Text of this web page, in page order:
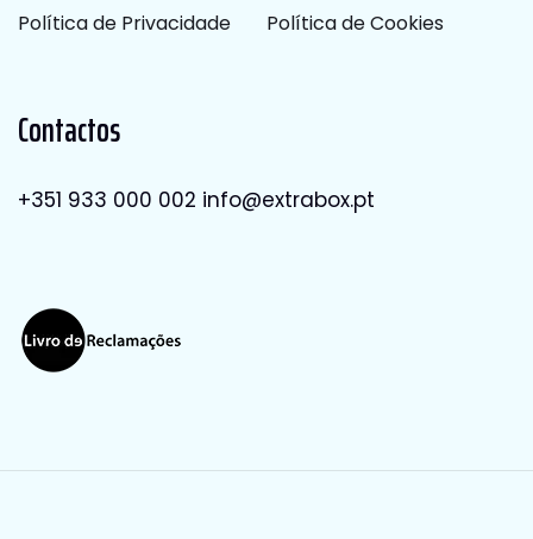
Política de Privacidade Política de Cookies
Contactos
+351 933 000 002 info@extrabox.pt